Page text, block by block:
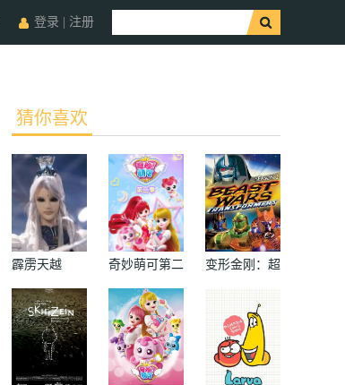
登录 注册
猜你喜欢
霹雳天越
奇妙萌可第二
季
变形金刚：超
能勇士第二季